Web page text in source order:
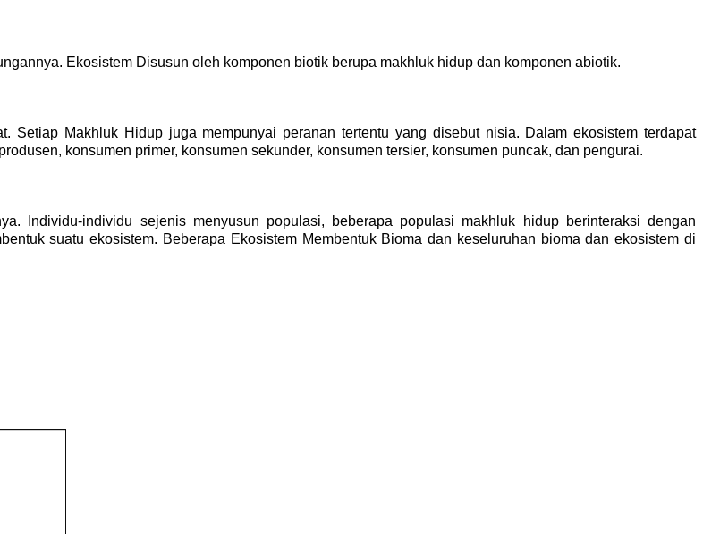
Ekosistem Disusun oleh komponen biotik berupa makhluk hidup dan komponen abiotik.
Setiap Makhluk Hidup juga mempunyai peranan tertentu yang disebut nisia. Dalam ekosistem terdapat
konsumen primer, konsumen sekunder, konsumen tersier, konsumen puncak, dan pengurai.
Individu-individu sejenis menyusun populasi, beberapa populasi makhluk hidup berinteraksi dengan
suatu ekosistem. Beberapa Ekosistem Membentuk Bioma dan keseluruhan bioma dan ekosistem di